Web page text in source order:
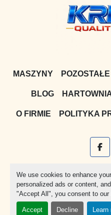
We use cookies to enhance
personalized ads or content,
"Accept All", you consent to our
Accept Decline Learn
MASZYNY
BLOG
O FIRMIE POLITYKA
Witryna Machinio System